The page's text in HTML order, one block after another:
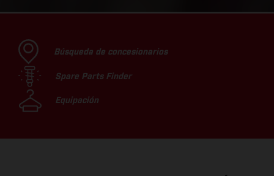
Búsqueda de concesionarios
Spare Parts Finder
Equipación